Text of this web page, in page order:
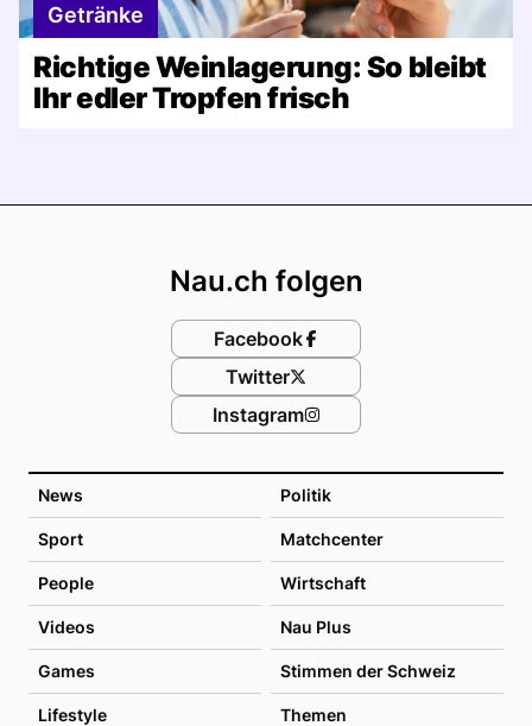
Getränke
Richtige Weinlagerung: So bleibt
Ihr edler Tropfen frisch
News Politik
Sport Matchcenter
People Wirtschaft
Videos Nau Plus
Games Stimmen der Schweiz
Lifestyle Themen
Nau.ch folgen
Facebook
Twitter
Instagram